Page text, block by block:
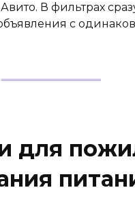
В фильтрах сразу
объявления с
для